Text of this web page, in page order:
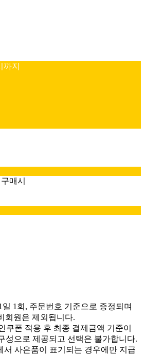
까지
매시
일 1회, 주문번호 기준으로 증정되며
회원은 제외됩니다.
쿠폰 적용 후 최종 결제금액 기준이
성으로 제공되고 선택은 불가합니다.
서 사은품이 표기되는 경우에만 지급